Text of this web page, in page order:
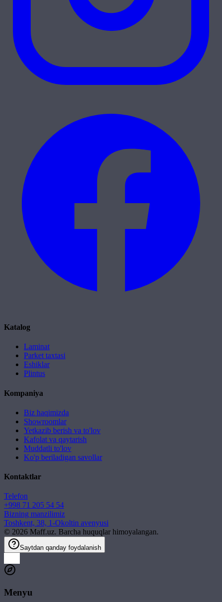
Katalog
Laminat
Parket taxtasi
Eshiklar
Plintus
Kompaniya
Biz haqimizda
Showroomlar
Yetkazib berish va to'lov
Kafolat va qaytarish
Muddatli to'lov
Ko'p beriladigan savollar
Kontaktlar
Telefon
+998 71 205 54 54
Bizning manzilimiz
Toshkent, 38, 1-Okoltin avenyusi
© 2026 Maff.uz. Barcha huquqlar himoyalangan.
Saytdan qanday foydalanish
Menyu